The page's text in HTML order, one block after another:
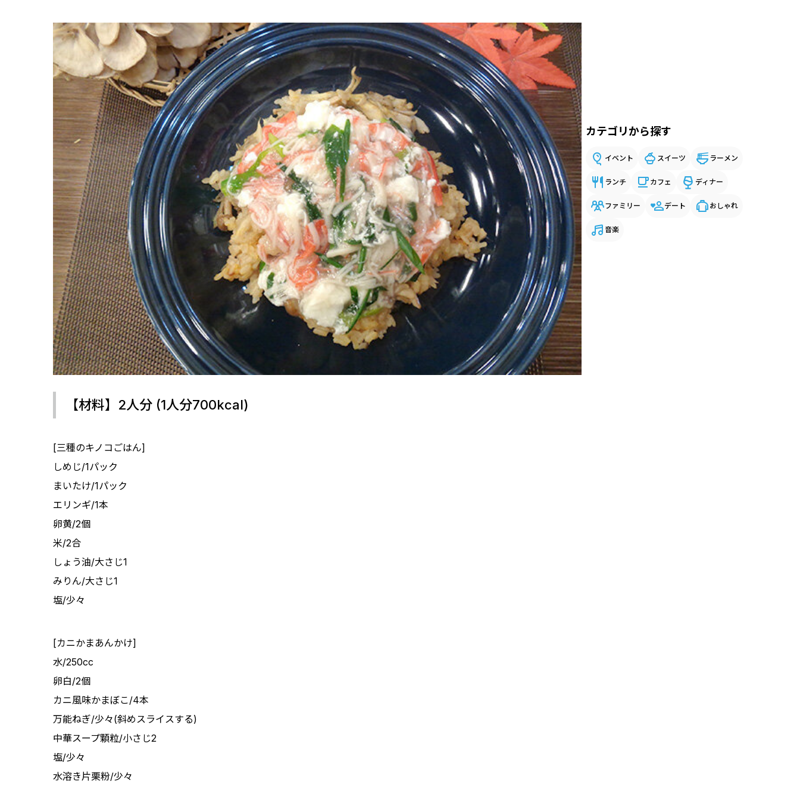
【材料】2人分 (1人分700kcal)
[三種のキノコごはん]
しめじ/1パック
まいたけ/1パック
エリンギ/1本
卵黄/2個
米/2合
しょう油/大さじ1
みりん/大さじ1
塩/少々
[カニかまあんかけ]
水/250cc
卵白/2個
カニ風味かまぼこ/4本
万能ねぎ/少々(斜めスライスする)
中華スープ顆粒/小さじ2
塩/少々
水溶き片栗粉/少々
カテゴリから探す
イベント スイーツ ラーメン
ランチ カフェ ディナー
ファミリー デート おしゃれ
音楽